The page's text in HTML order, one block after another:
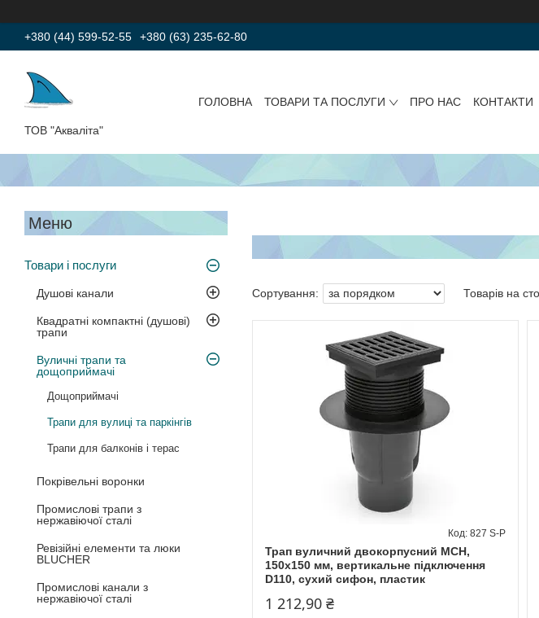
+380 (44) 599-52-55 +380 (63) 235-62-80
ТОВ "Акваліта"
ГОЛОВНА ТОВАРИ ТА ПОСЛУГИ ПРО НАС КОНТАКТИ
Товари і послуги
Душові канали
Квадратні компактні (душові)
трапи
Вуличні трапи та
дощоприймачі
Дощоприймачі
Трапи для вулиці та паркінгів
Трапи для балконів і терас
Покрівельні воронки
Промислові трапи з
нержавіючої сталі
Ревізійні елементи та люки
BLUCHER
Промислові канали з
нержавіючої сталі
Трап вуличний двокорпусний МСН,
150х150 мм, вертикальне підключення
D110, сухий сифон, пластик
827 S-P
1 212,90 ₴